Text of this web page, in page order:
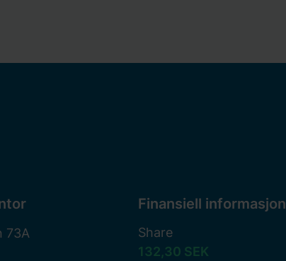
73A
Finansiell informasjon
Share
132,30 SEK